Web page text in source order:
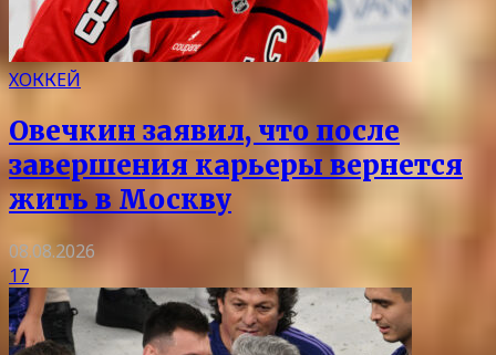
ХОККЕЙ
Овечкин заявил, что после
завершения карьеры вернется
жить в Москву
08.08.2026
17